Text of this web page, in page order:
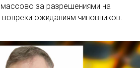
за разрешениями на
вопреки ожиданиям чиновников.